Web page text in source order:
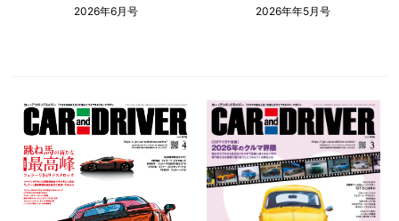
2026年6月号 2026年年5月号